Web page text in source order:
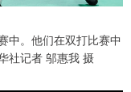
中。他们在双打比赛中
社记者 邬惠我 摄